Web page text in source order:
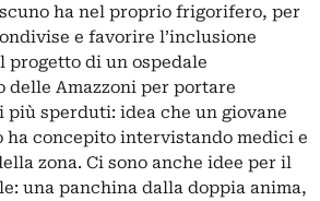
ha nel proprio frigorifero, per
e favorire l’inclusione
progetto di un ospedale
delle Amazzoni per portare
sperduti: idea che un giovane
ha concepito intervistando medici e
zona. Ci sono anche idee per il
una panchina dalla doppia anima,